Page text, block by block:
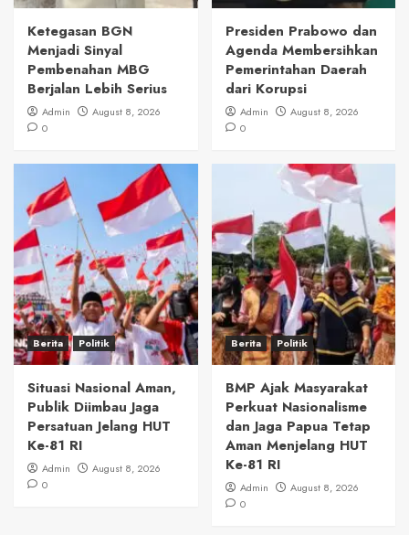
Ketegasan BGN
Menjadi Sinyal
Pembenahan MBG
Berjalan Lebih Serius
Admin
August 8, 2026
0
Presiden Prabowo dan
Agenda Membersihkan
Pemerintahan Daerah
dari Korupsi
Admin
August 8, 2026
0
Berita Politik
Situasi Nasional Aman,
Publik Diimbau Jaga
Persatuan Jelang HUT
Ke-81 RI
Admin
August 8, 2026
0
Berita Politik
BMP Ajak Masyarakat
Perkuat Nasionalisme
dan Jaga Papua Tetap
Aman Menjelang HUT
Ke-81 RI
Admin
August 8, 2026
0